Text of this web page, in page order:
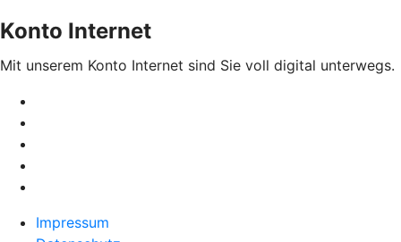
Konto Internet
Mit unserem Konto Internet sind Sie voll digital unterwegs.
Impressum